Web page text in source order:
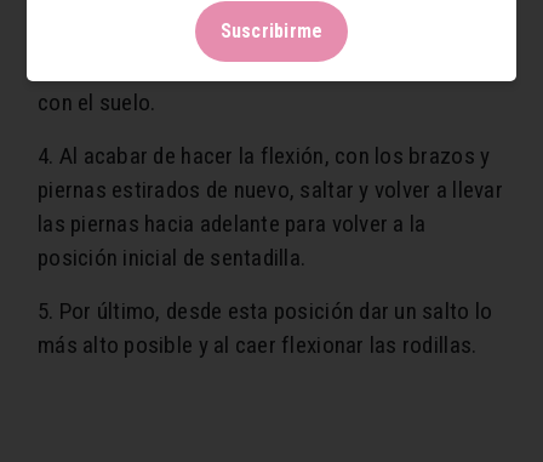
para hacer una flexión).
3. Hacer una flexión o fondo hasta rozar el pecho
con el suelo.
4. Al acabar de hacer la flexión, con los brazos y
piernas estirados de nuevo, saltar y volver a llevar
las piernas hacia adelante para volver a la
posición inicial de sentadilla.
5. Por último, desde esta posición dar un salto lo
más alto posible y al caer flexionar las rodillas.
Suscribirme